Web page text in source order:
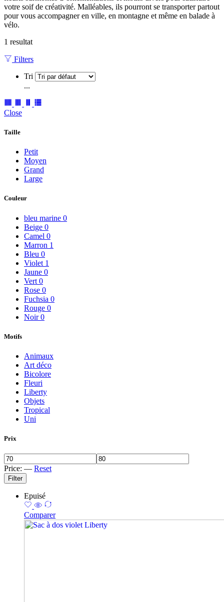
votre soif de créativité. Malléables, ils pourront se transporter partout
pour vous accompagner en ville, en montagne et même en balade à
vélo.
1 resultat
Filters
Tri
...
Close
Taille
Petit
Moyen
Grand
Large
Couleur
bleu marine 0
Beige 0
Camel 0
Marron 1
Bleu 0
Violet 1
Jaune 0
Vert 0
Rose 0
Fuchsia 0
Rouge 0
Noir 0
Motifs
Animaux
Art déco
Bicolore
Fleuri
Liberty
Objets
Tropical
Uni
Prix
Price: — Reset
Filter
Epuisé
Comparer